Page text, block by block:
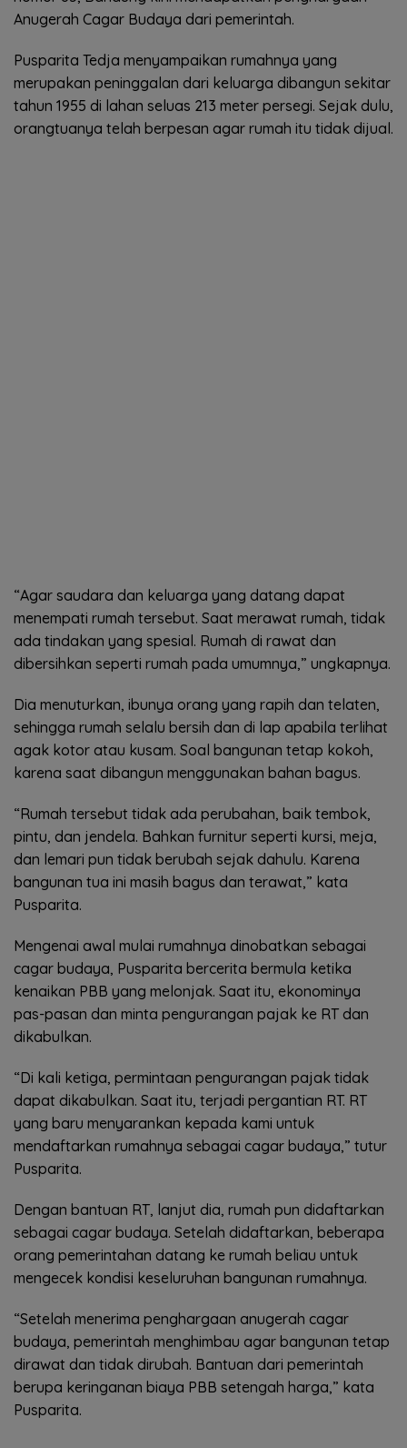
Anugerah Cagar Budaya dari pemerintah.
Pusparita Tedja menyampaikan rumahnya yang
merupakan peninggalan dari keluarga dibangun sekitar
tahun 1955 di lahan seluas 213 meter persegi. Sejak dulu,
orangtuanya telah berpesan agar rumah itu tidak dijual.
“Agar saudara dan keluarga yang datang dapat
menempati rumah tersebut. Saat merawat rumah, tidak
ada tindakan yang spesial. Rumah di rawat dan
dibersihkan seperti rumah pada umumnya,” ungkapnya.
Dia menuturkan, ibunya orang yang rapih dan telaten,
sehingga rumah selalu bersih dan di lap apabila terlihat
agak kotor atau kusam. Soal bangunan tetap kokoh,
karena saat dibangun menggunakan bahan bagus.
“Rumah tersebut tidak ada perubahan, baik tembok,
pintu, dan jendela. Bahkan furnitur seperti kursi, meja,
dan lemari pun tidak berubah sejak dahulu. Karena
bangunan tua ini masih bagus dan terawat,” kata
Pusparita.
Mengenai awal mulai rumahnya dinobatkan sebagai
cagar budaya, Pusparita bercerita bermula ketika
kenaikan PBB yang melonjak. Saat itu, ekonominya
pas-pasan dan minta pengurangan pajak ke RT dan
dikabulkan.
“Di kali ketiga, permintaan pengurangan pajak tidak
dapat dikabulkan. Saat itu, terjadi pergantian RT. RT
yang baru menyarankan kepada kami untuk
mendaftarkan rumahnya sebagai cagar budaya,” tutur
Pusparita.
Dengan bantuan RT, lanjut dia, rumah pun didaftarkan
sebagai cagar budaya. Setelah didaftarkan, beberapa
orang pemerintahan datang ke rumah beliau untuk
mengecek kondisi keseluruhan bangunan rumahnya.
“Setelah menerima penghargaan anugerah cagar
budaya, pemerintah menghimbau agar bangunan tetap
dirawat dan tidak dirubah. Bantuan dari pemerintah
berupa keringanan biaya PBB setengah harga,” kata
Pusparita.